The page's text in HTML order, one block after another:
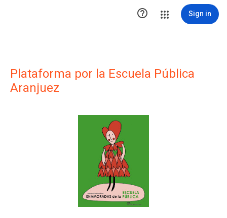
 Sign in
Plataforma por la Escuela Pública
Aranjuez